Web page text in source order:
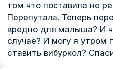
том что поставила не
Перепутала. Теперь
вредно для малыша? И
случае? И могу я утром
ставить вибуркол?